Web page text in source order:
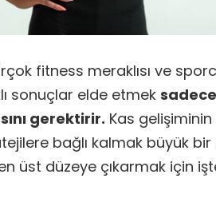
fitness meraklısı ve
sonuçlar elde etmeksadece
gerektirir. Kas
bağlı kalmak büyük
üst düzeye çıkarmak için